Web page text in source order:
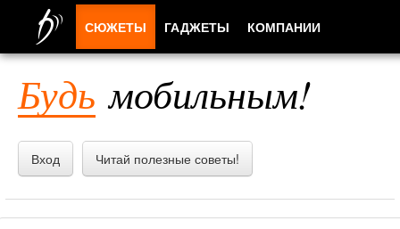
Будь мобильным!
Вход Читай полезные советы!
СЮЖЕТЫ ГАДЖЕТЫ КОМПАНИИ
ПРИЛОЖЕНИЯ